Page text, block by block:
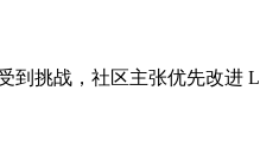
到挑战，社区主张优先改